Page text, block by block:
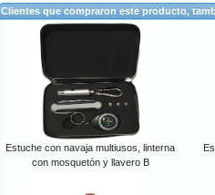
Clientes que compraron este producto,
Estuche con navaja multiusos, linterna
con mosquetón y llavero B